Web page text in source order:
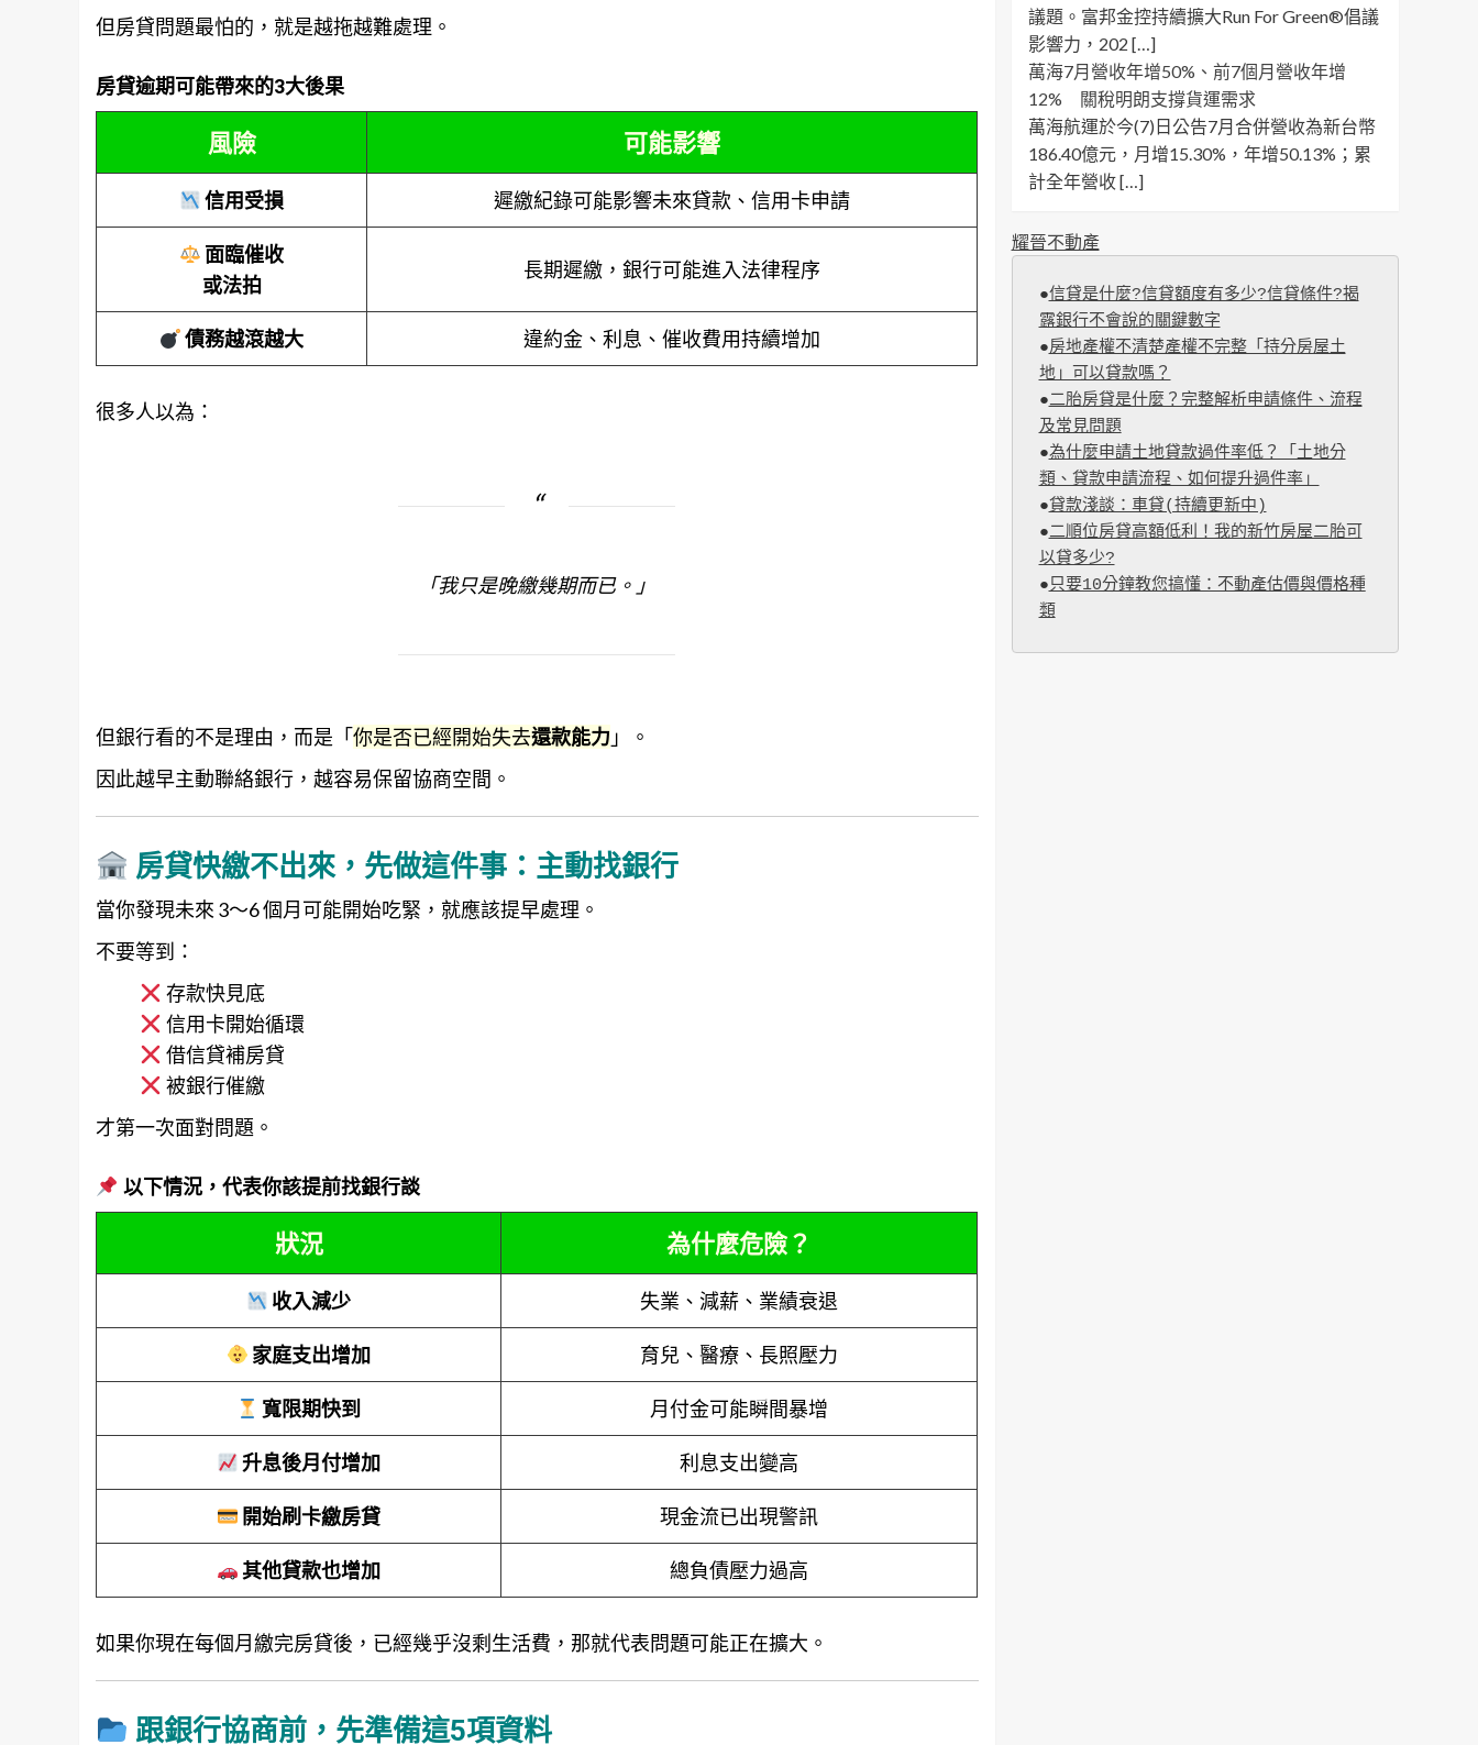
但房貸問題最怕的，就是越拖越難處理。
房貸逾期可能帶來的3大後果
風險 可能影響
信用受損 遲繳紀錄可能影響未來貸款、信用卡申請
面臨催收
或法拍
長期遲繳，銀行可能進入法律程序
債務越滾越大 違約金、利息、催收費用持續增加
很多人以為：
「我只是晚繳幾期而已。」
但銀行看的不是理由，而是「你是否已經開始失去還款能力 」。
因此越早主動聯絡銀行，越容易保留協商空間。
房貸快繳不出來，先做這件事：主動找銀行
當你發現未來 3～6 個月可能開始吃緊，就應該提早處理。
不要等到：
存款快見底
信用卡開始循環
借信貸補房貸
被銀行催繳
才第一次面對問題。
以下情況，代表你該提前找銀行談
狀況 為什麼危險？
收入減少 失業、減薪、業績衰退
家庭支出增加 育兒、醫療、長照壓力
寬限期快到 月付金可能瞬間暴增
升息後月付增加 利息支出變高
開始刷卡繳房貸 現金流已出現警訊
其他貸款也增加 總負債壓力過高
如果你現在每個月繳完房貸後，已經幾乎沒剩生活費，那就代表問題可能正在擴大。
跟銀行協商前，先準備這5項資料
議題。富邦金控持續擴大Run For Green®倡議
影響力，202 […]
萬海7月營收年增50%、前7個月營收年增
12% 關稅明朗支撐貨運需求
萬海航運於今(7)日公告7月合併營收為新台幣
186.40億元，月增15.30%，年增50.13%；累
計全年營收 […]
耀晉不動產
●信貸是什麼?信貸額度有多少?信貸條件?揭
露銀行不會說的關鍵數字
●房地產權不清楚產權不完整「持分房屋土
地」可以貸款嗎？
●二胎房貸是什麼？完整解析申請條件、流程
及常見問題
●為什麼申請土地貸款過件率低？「土地分
類、貸款申請流程、如何提升過件率」
●貸款淺談：車貸(持續更新中)
●二順位房貸高額低利！我的新竹房屋二胎可
以貸多少?
●只要10分鐘教您搞懂：不動產估價與價格種
類